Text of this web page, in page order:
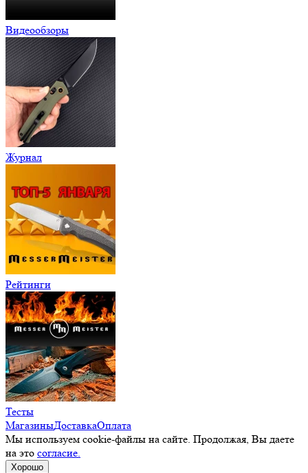
Видеообзоры
Журнал
Рейтинги
Тесты
МагазиныДоставкаОплата
Мы используем cookie-файлы на сайте. Продолжая, Вы даете
на это согласие.
Хорошо